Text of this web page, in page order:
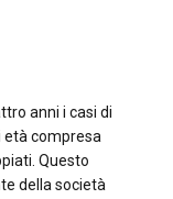
anni i casi di
età compresa
Questo
della società